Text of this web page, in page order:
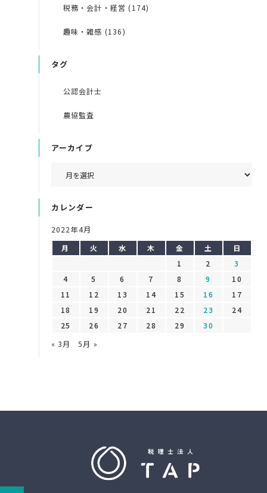
税務・会計・経営 (174)
趣味・雑感 (136)
タグ
公認会計士
農協監査
アーカイブ
カレンダー
2022年4月
月
火 水 木 金 土
日
1
2
3
4
5 6 7 8 9
10
11
12 13 14 15 16
17
18
19 20 21 22 23
24
25
26 27 28 29
30
« 3月
5月 »